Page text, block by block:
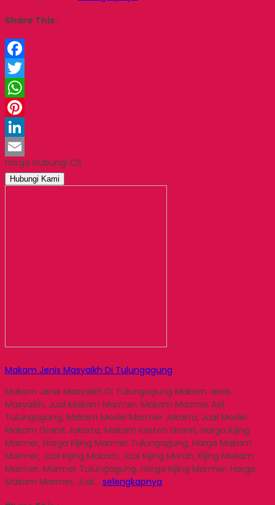
Share This :
Facebook
Twitter
WhatsApp
Pinterest
LinkedIn
Email
Harga Hubungi CS
Hubungi Kami
Makam Jenis Masyaikh Di Tulungagung
Makam Jenis Masyaikh Di Tulungagung Makam Jenis
Masyaikh, Jual Makam Marmer, Makam Marmer Asli
Tulungagung, Makam Model Marmer Jakarta, Jual Model
Makam Granit Jakarta, Makam Kristen Granit, Harga Kijing
Marmer, Harga Kijing Marmer Tulungagung, Harga Makam
Marmer, Jual Kijing Makam, Jual Kijing Murah, Kijing Makam
Marmer, Marmer Tulungagung, Harga Kijing Marmer, Harga
Makam Marmer, Jual… selengkapnya